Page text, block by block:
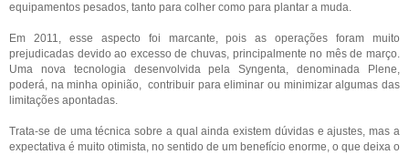
equipamentos pesados, tanto para colher como para plantar a muda.
Em 2011, esse aspecto foi marcante, pois as operações foram muito
prejudicadas devido ao excesso de chuvas, principalmente no mês de março.
Uma nova tecnologia desenvolvida pela Syngenta, denominada Plene,
poderá, na minha opinião, contribuir para eliminar ou minimizar algumas das
limitações apontadas.
Trata-se de uma técnica sobre a qual ainda existem dúvidas e ajustes, mas a
expectativa é muito otimista, no sentido de um benefício enorme, o que deixa o